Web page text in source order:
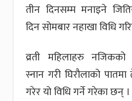
तीन दिनसम्म मनाइने
दिन सोमबार नहाखा विधि
व्रती महिलाहरु
स्नान गरी घिरौलाको
गरेर यो विधि गर्ने गरेका छन् ।